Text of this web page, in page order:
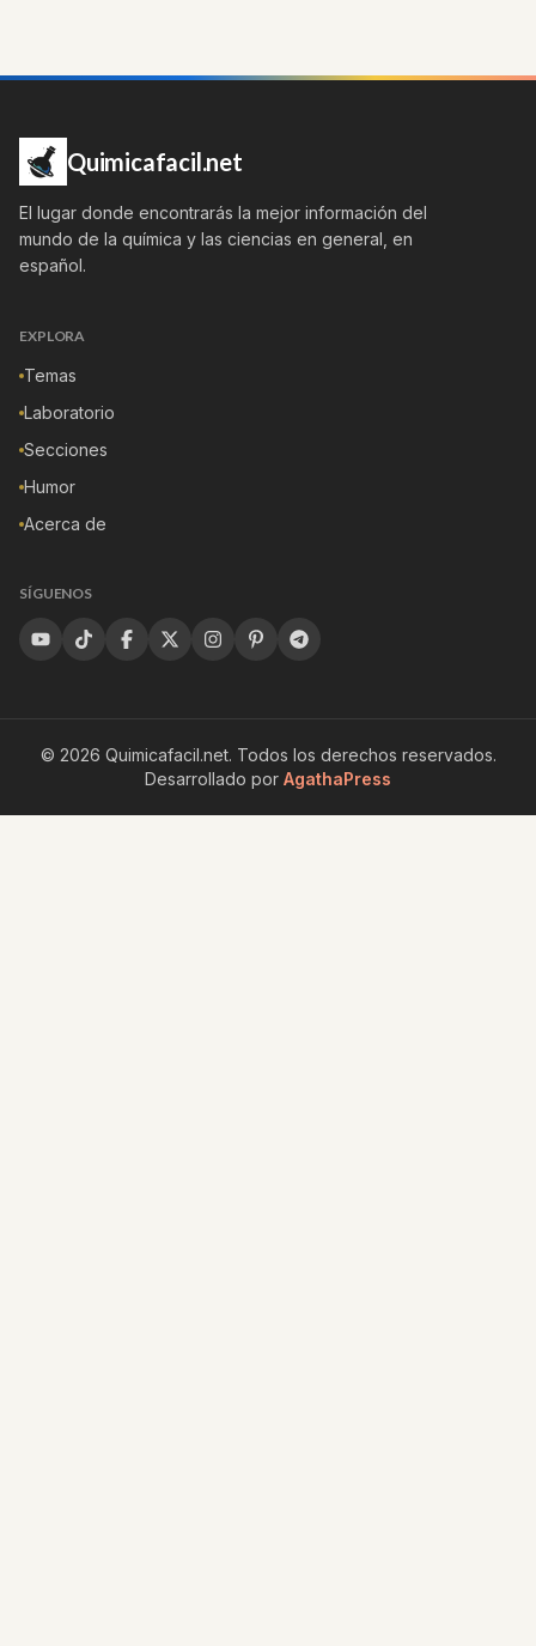
Quimicafacil.net
El lugar donde encontrarás la mejor información del
mundo de la química y las ciencias en general, en
español.
EXPLORA
Temas
Laboratorio
Secciones
Humor
Acerca de
SÍGUENOS
© 2026 Quimicafacil.net. Todos los derechos reservados.
Desarrollado por AgathaPress